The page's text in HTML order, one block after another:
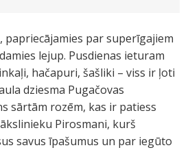
papriecājamies par superīgajiem
lejup. Pusdienas ieturam
hačapuri, šašliki – viss ir ļoti
dziesma Pugačovas
sārtām rozēm, kas ir patiess
Pirosmani, kurš
savus īpašumus un par iegūto